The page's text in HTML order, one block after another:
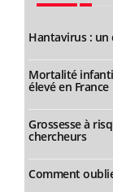
Hantavirus : un
Mortalité
élevé en France
Grossesse à
chercheurs
Comment